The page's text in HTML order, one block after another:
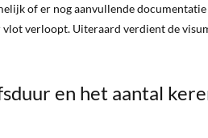
of er nog aanvullende
verloopt. Uiteraard verdient de
en het aantal